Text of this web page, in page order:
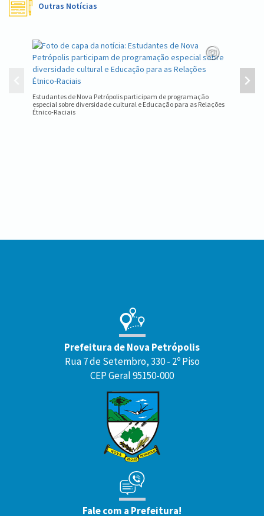
Outras Notícias
Estudantes de Nova Petrópolis participam de programação
especial sobre diversidade cultural e Educação para as Relações
Étnico-Raciais
Equipe
Prefeitura de Nova Petrópolis
Rua 7 de Setembro, 330 - 2º Piso
CEP Geral 95150-000
Fale com a Prefeitura!